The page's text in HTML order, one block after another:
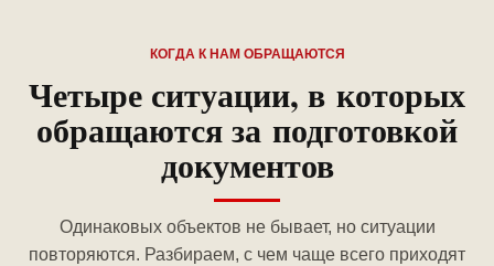
КОГДА К НАМ ОБРАЩАЮТСЯ
Четыре ситуации, в которых
обращаются за подготовкой
документов
Одинаковых объектов не бывает, но ситуации
повторяются. Разбираем, с чем чаще всего приходят